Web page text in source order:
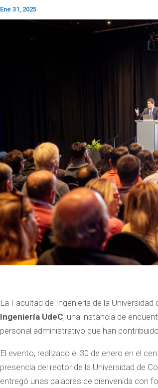
Ene 31, 2025
La Facultad de Ingeniería de la
Ingeniería UdeC, una instancia de
personal administrativo que han
El evento, realizado el 30 de enero en el
presencia del rector de la Universidad de
entregó unas palabras de bienvenida con